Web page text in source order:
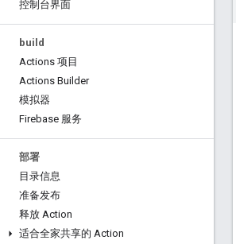
控制台界面
build
Actions 项目
Actions Builder
模拟器
Firebase 服务
部署
目录信息
准备发布
释放 Action
适合全家共享的 Action